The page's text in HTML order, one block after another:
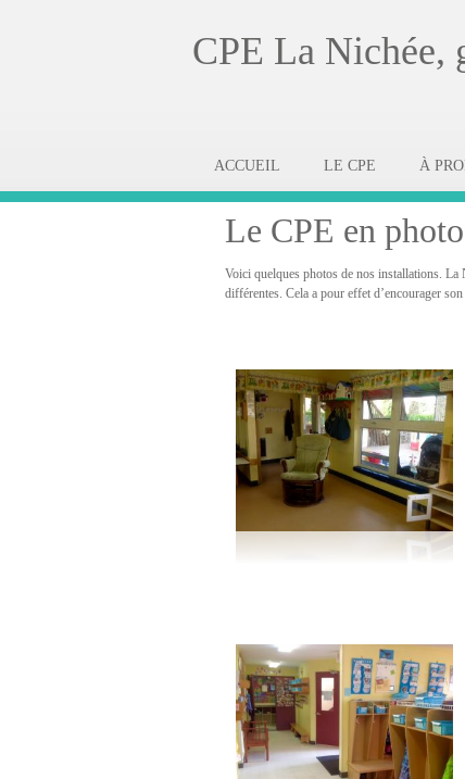
CPE La Nichée,
ACCUEIL LE CPE À
Le CPE en
Voici quelques photos de nos installations. La
différentes. Cela a pour effet d’encourager